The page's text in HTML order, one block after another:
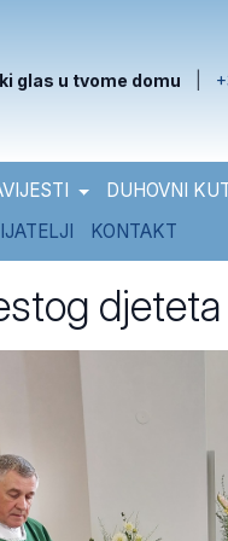
glas u tvome domu
DUHOVNI
KONTAKT